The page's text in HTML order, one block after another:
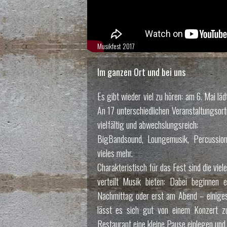
Musikfest 2017
musikfest2017
Im ganzen Ort und bei uns
Es gibt wieder viel zu hören: am 6. Mai
An 17 unterschiedlichen
vielfältig und abwechslungsreich:
BigBandsound, Loungemusik,
vieles mehr.
Charakteristisch für das Fest sind die
verteilt Musik bieten: Dabei
Nachmittag oder erst am Abend –
lässt es sich gut von einem Konzert
Restaurant eine kleine Pause einlegen